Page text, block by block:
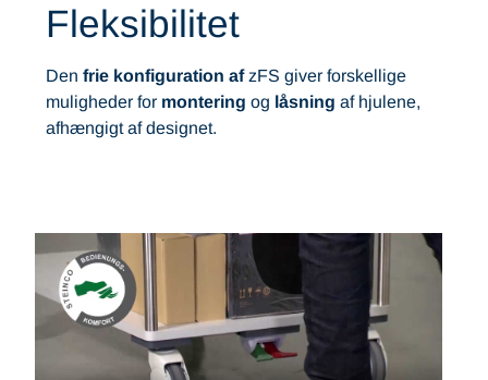
Fleksibilitet
Den frie konfiguration afzFS giver forskellige
muligheder for montering og låsning af hjulene,
afhængigt af designet.